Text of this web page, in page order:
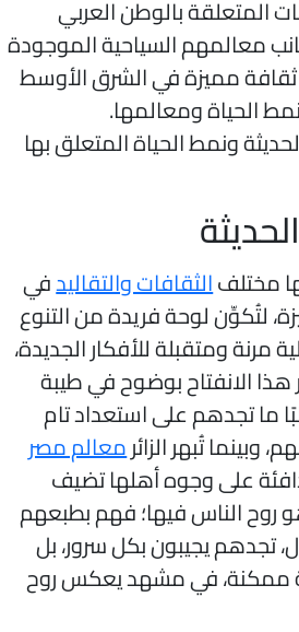
المتعلقة بالوطن العربي
معالمهم السياحية الموجودة
ثقافة مميزة في الشرق الأوسط
الحياة ومعالمها.
ونمط الحياة المتعلق بها
مختلفالثقافات والتقاليدفي
لتُكوِّن لوحة فريدة من التنوع
ومتقبلة للأفكار الجديدة،
هذا الانفتاح بوضوح في طيبة
ما تجدهم على استعداد تام
تُبهر الزائرمعالم مصر
على وجوه أهلها تضيف
روح الناس فيها؛ فهم بطبعهم
تجدهم يجيبون بكل سرور، بل
ممكنة، في مشهد يعكس روح